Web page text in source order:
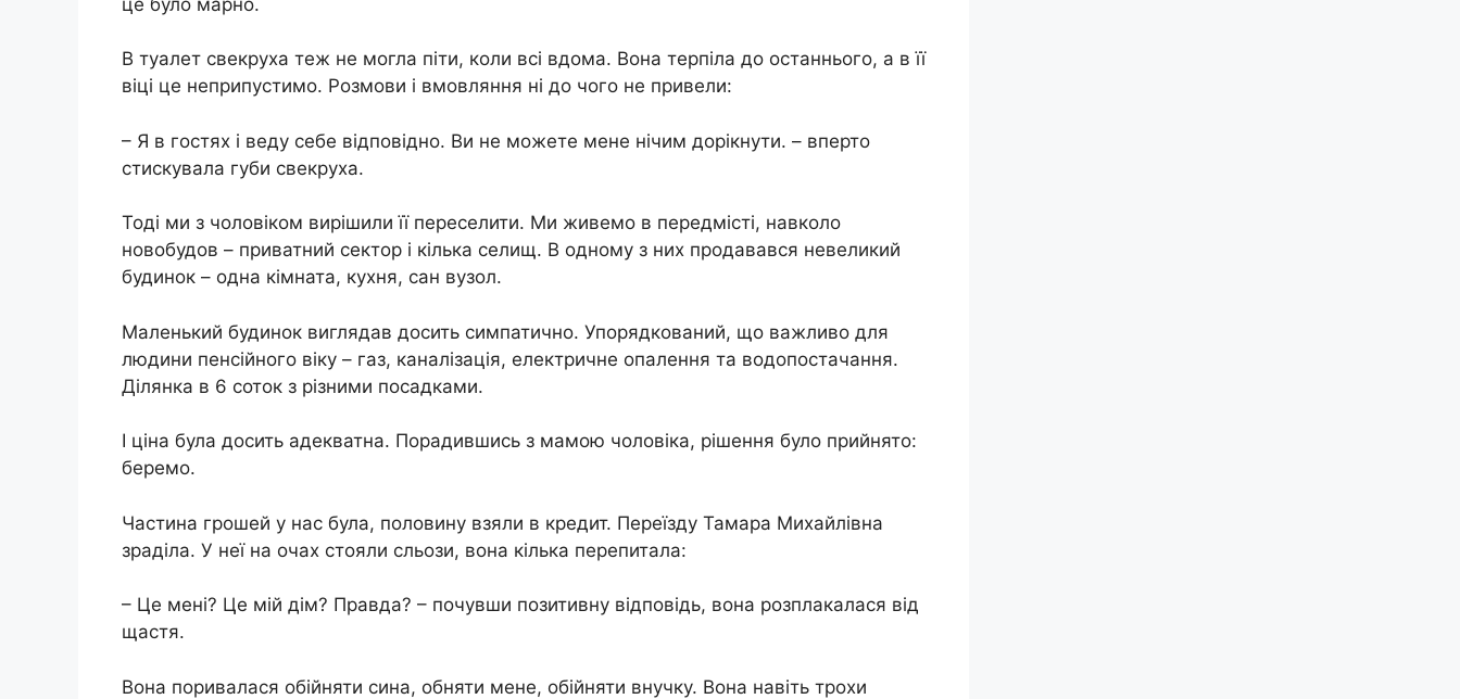
В туалет свекруха теж не могла піти, коли всі вдома. Вона терпіла до останнього, а в її
віці це неприпустимо. Розмови і вмовляння ні до чого не привели:
– Я в гостях і веду себе відповідно. Ви не можете мене нічим дорікнути. – вперто
стискувала губи свекруха.
Тоді ми з чоловіком вирішили її переселити. Ми живемо в передмісті, навколо
новобудов – приватний сектор і кілька селищ. В одному з них продавався невеликий
будинок – одна кімната, кухня, сан вузол.
Маленький будинок виглядав досить симпатично. Упорядкований, що важливо для
людини пенсійного віку – газ, каналізація, електричне опалення та водопостачання.
Ділянка в 6 соток з різними посадками.
І ціна була досить адекватна. Порадившись з мамою чоловіка, рішення було прийнято:
беремо.
Частина грошей у нас була, половину взяли в кредит. Переїзду Тамара Михайлівна
зраділа. У неї на очах стояли сльози, вона кілька перепитала:
– Це мені? Це мій дім? Правда? – почувши позитивну відповідь, вона розплакалася від
щастя.
Вона поривалася обійняти сина, обняти мене, обійняти внучку. Вона навіть трохи